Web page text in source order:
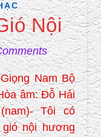
Nội
âm: Đỗ Hải
Tôi có
nội hương